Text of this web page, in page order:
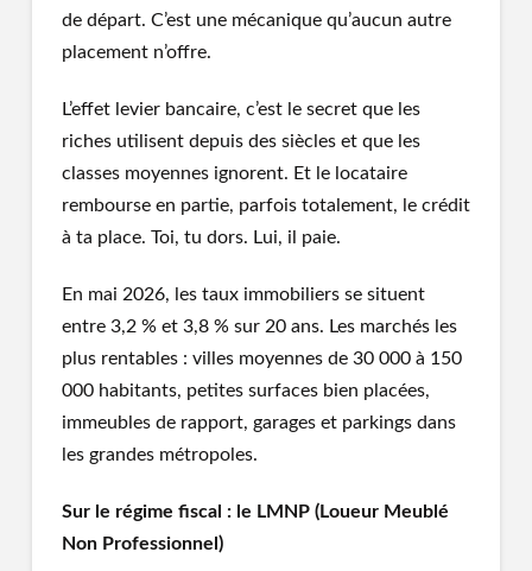
de départ. C’est une mécanique qu’aucun autre
placement n’offre.
L’effet levier bancaire, c’est le secret que les
riches utilisent depuis des siècles et que les
classes moyennes ignorent. Et le locataire
rembourse en partie, parfois totalement, le crédit
à ta place. Toi, tu dors. Lui, il paie.
En mai 2026, les taux immobiliers se situent
entre 3,2 % et 3,8 % sur 20 ans. Les marchés les
plus rentables : villes moyennes de 30 000 à 150
000 habitants, petites surfaces bien placées,
immeubles de rapport, garages et parkings dans
les grandes métropoles.
Sur le régime fiscal : le LMNP (Loueur Meublé
Non Professionnel)